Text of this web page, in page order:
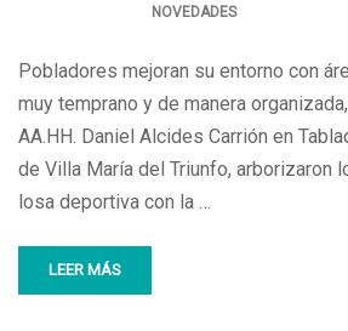
NOVEDADES
Pobladores mejoran su entorno con
muy temprano y de manera
AA.HH. Daniel Alcides Carrión en
de Villa María del Triunfo, arborizaron
losa deportiva con la …
LEER MÁS